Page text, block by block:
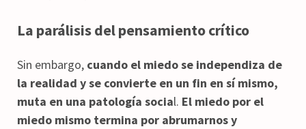
La parálisis del pensamiento crítico
Sin embargo, cuando el miedo se independiza de
la realidad y se convierte en un fin en sí mismo,
muta en una patología social. El miedo por el
miedo mismo termina por abrumarnos y